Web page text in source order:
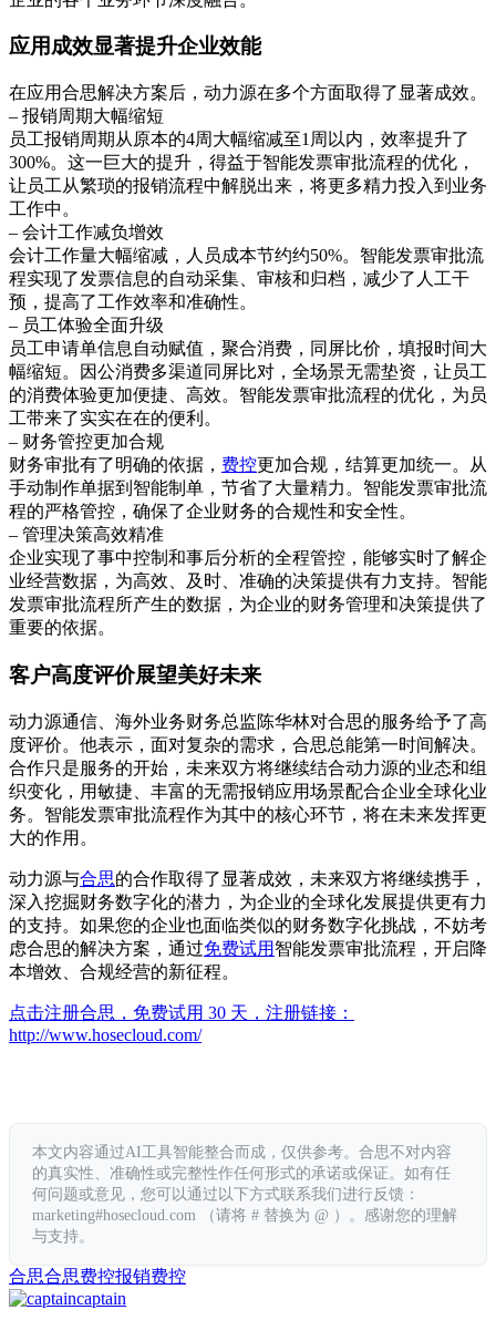
应用成效显著提升企业效能
在应用合思解决方案后，动力源在多个方面取得了显著成效。
– 报销周期大幅缩短
员工报销周期从原本的4周大幅缩减至1周以内，效率提升了
300%。这一巨大的提升，得益于智能发票审批流程的优化，
让员工从繁琐的报销流程中解脱出来，将更多精力投入到业务
工作中。
– 会计工作减负增效
会计工作量大幅缩减，人员成本节约约50%。智能发票审批流
程实现了发票信息的自动采集、审核和归档，减少了人工干
预，提高了工作效率和准确性。
– 员工体验全面升级
员工申请单信息自动赋值，聚合消费，同屏比价，填报时间大
幅缩短。因公消费多渠道同屏比对，全场景无需垫资，让员工
的消费体验更加便捷、高效。智能发票审批流程的优化，为员
工带来了实实在在的便利。
– 财务管控更加合规
财务审批有了明确的依据， 费控更加合规，结算更加统一。从
手动制作单据到智能制单，节省了大量精力。智能发票审批流
程的严格管控，确保了企业财务的合规性和安全性。
– 管理决策高效精准
企业实现了事中控制和事后分析的全程管控，能够实时了解企
业经营数据，为高效、及时、准确的决策提供有力支持。智能
发票审批流程所产生的数据，为企业的财务管理和决策提供了
重要的依据。
客户高度评价展望美好未来
动力源通信、海外业务财务总监陈华林对合思的服务给予了高
度评价。他表示，面对复杂的需求，合思总能第一时间解决。
合作只是服务的开始，未来双方将继续结合动力源的业态和组
织变化，用敏捷、丰富的无需报销应用场景配合企业全球化业
务。智能发票审批流程作为其中的核心环节，将在未来发挥更
大的作用。
动力源与合思的合作取得了显著成效，未来双方将继续携手，
深入挖掘财务数字化的潜力，为企业的全球化发展提供更有力
的支持。如果您的企业也面临类似的财务数字化挑战，不妨考
虑合思的解决方案，通过免费试用 智能发票审批流程，开启降
本增效、合规经营的新征程。
点击注册合思，免费试用 30 天，注册链接：
http://www.hosecloud.com/
本文内容通过AI工具智能整合而成，仅供参考。合思不对内容
的真实性、准确性或完整性作任何形式的承诺或保证。如有任
何问题或意见，您可以通过以下方式联系我们进行反馈：
marketing#hosecloud.com （请将 # 替换为 @ ）。感谢您的理解
与支持。
合思合思费控报销费控
captain